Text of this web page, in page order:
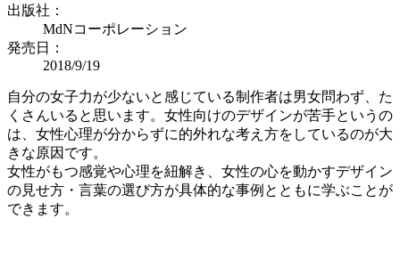
出版社：
MdNコーポレーション
発売日：
2018/9/19
自分の女子力が少ないと感じている制作者は男女問わず、た
くさんいると思います。女性向けのデザインが苦手というの
は、女性心理が分からずに的外れな考え方をしているのが大
きな原因です。
女性がもつ感覚や心理を紐解き、女性の心を動かすデザイン
の見せ方・言葉の選び方が具体的な事例とともに学ぶことが
できます。